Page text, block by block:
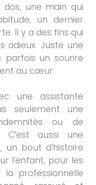
une main qui
un dernier
Il y a des fins qui
adieux. Juste une
parfois un sourire
au cœur.
une assistante
seulement une
ou de
aussi une
un bout d’histoire
l’enfant, pour les
professionnelle